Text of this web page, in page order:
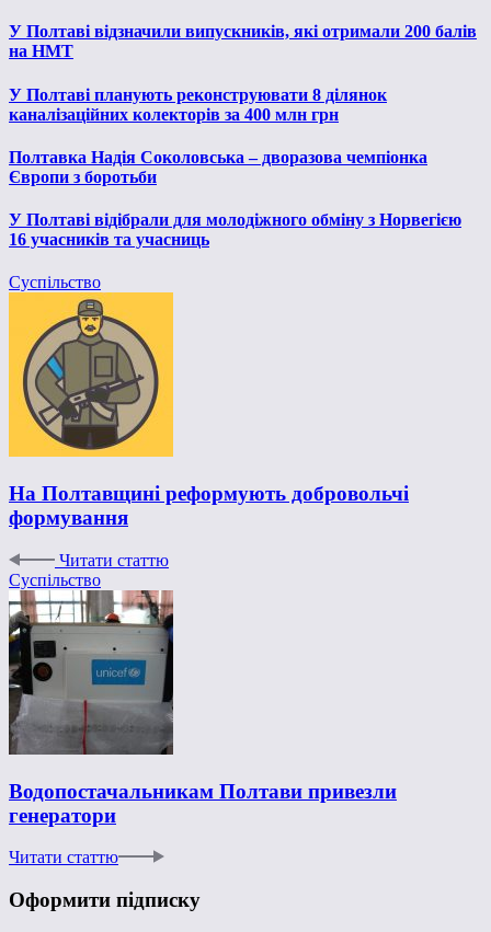
У Полтаві відзначили випускників, які отримали 200 балів
на НМТ
У Полтаві планують реконструювати 8 ділянок
каналізаційних колекторів за 400 млн грн
Полтавка Надія Соколовська – дворазова чемпіонка
Європи з боротьби
У Полтаві відібрали для молодіжного обміну з Норвегією
16 учасників та учасниць
Суспільство
На Полтавщині реформують добровольчі
формування
Читати статтю
Суспільство
Водопостачальникам Полтави привезли
генератори
Читати статтю
Оформити підписку